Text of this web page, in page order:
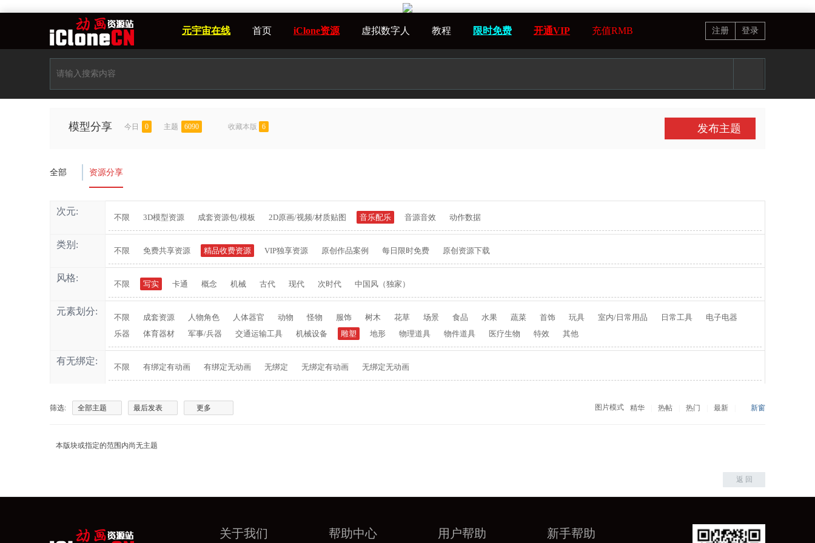
元宇宙在线 首页 iClone资源 虚拟数字人 教程 限时免费 开通VIP 充值RMB 注册 登录
模型分享 今日 0 主题 6090 收藏本版 6 发布主题
全部 资源分享
次元:
不限 3D模型资源 成套资源包/模板 2D原画/视频/材质贴图 音乐配乐 音源音效 动作数据
类别:
不限 免费共享资源 精品收费资源 VIP独享资源 原创作品案例 每日限时免费 原创资源下载
风格:
不限 写实 卡通 概念 机械 古代 现代 次时代 中国风（独家）
元素划分:
不限 成套资源 人物角色 人体器官 动物 怪物 服饰 树木 花草 场景 食品 水果 蔬菜 首饰 玩具 室内/日常用品 日常工具
电子电器
乐器
体育器材 军事/兵器 交通运输工具 机械设备 雕塑 地形 物理道具 物件道具 医疗生物 特效 其他
有无绑定:
不限 有绑定有动画 有绑定无动画 无绑定 无绑定有动画 无绑定无动画
筛选: 全部主题 最后发表 更多 新窗
最新
热门
热帖
精华
图片模式
本版块或指定的范围内尚无主题
返 回
关于我们 帮助中心 用户帮助 新手帮助